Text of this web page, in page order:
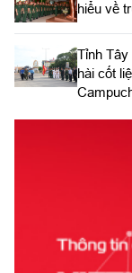
hiểu về
​Tỉnh Tây
hài cốt